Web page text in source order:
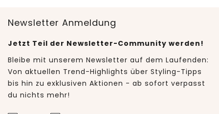
Newsletter Anmeldung
Jetzt Teil der Newsletter-Community werden!
Bleibe mit unserem Newsletter auf dem Laufenden:
Von aktuellen Trend-Highlights über Styling-Tipps
bis hin zu exklusiven Aktionen - ab sofort verpasst
du nichts mehr!